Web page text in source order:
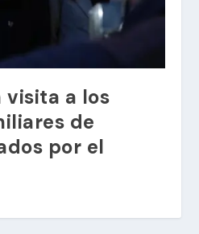
visita a los
de
por el